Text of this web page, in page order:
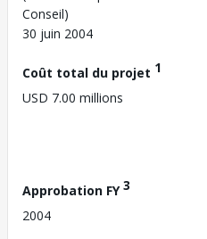
Conseil)
30 juin 2004
Coût total du projet 1
USD 7.00 millions
Approbation FY3
2004